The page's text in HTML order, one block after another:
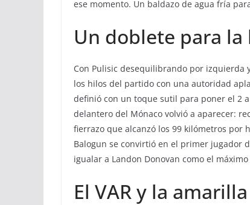
ese momento. Un baldazo de agua fría
Un doblete para la
Con Pulisic desequilibrando por izquierda
los hilos del partido con una autoridad
definió con un toque sutil para poner el 2
delantero del Mónaco volvió a aparecer:
fierrazo que alcanzó los 99 kilómetros por
Balogun se convirtió en el primer jugador
igualar a Landon Donovan como el
El VAR y la